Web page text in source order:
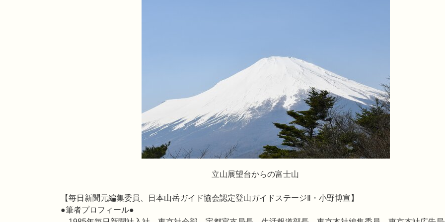
立山展望台からの富士山
【毎日新聞元編集委員、日本山岳ガイド協会認定登山ガイドステージⅡ・小野博宣】
●筆者プロフィール●